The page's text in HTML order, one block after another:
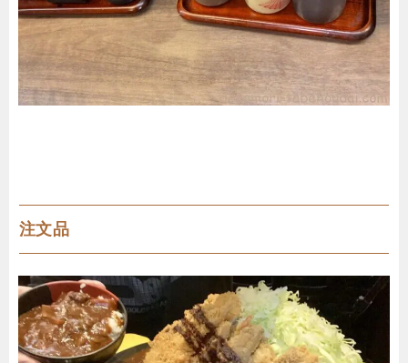
注文品